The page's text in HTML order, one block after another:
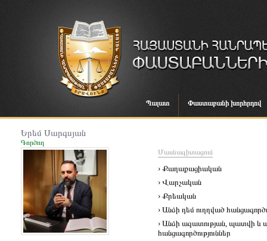
Պալատ Փաստաբանի խորհրդով
Երեմ Սարգսյան
Գործող
Մասնագիտացում
› Քաղաքացիական
› Վարչական
› Քրեական
› Անձի դեմ ուղղված
› Անձի ազատության, պատվի և
հանցագործություններ